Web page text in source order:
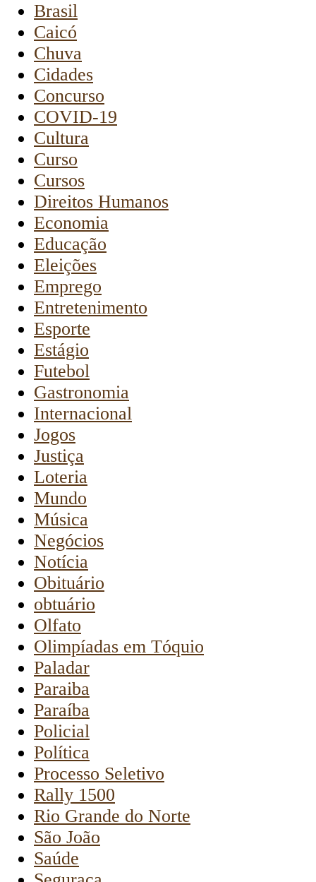
Brasil
Caicó
Chuva
Cidades
Concurso
COVID-19
Cultura
Curso
Cursos
Direitos Humanos
Economia
Educação
Eleições
Emprego
Entretenimento
Esporte
Estágio
Futebol
Gastronomia
Internacional
Jogos
Justiça
Loteria
Mundo
Música
Negócios
Notícia
Obituário
obtuário
Olfato
Olimpíadas em Tóquio
Paladar
Paraiba
Paraíba
Policial
Política
Processo Seletivo
Rally 1500
Rio Grande do Norte
São João
Saúde